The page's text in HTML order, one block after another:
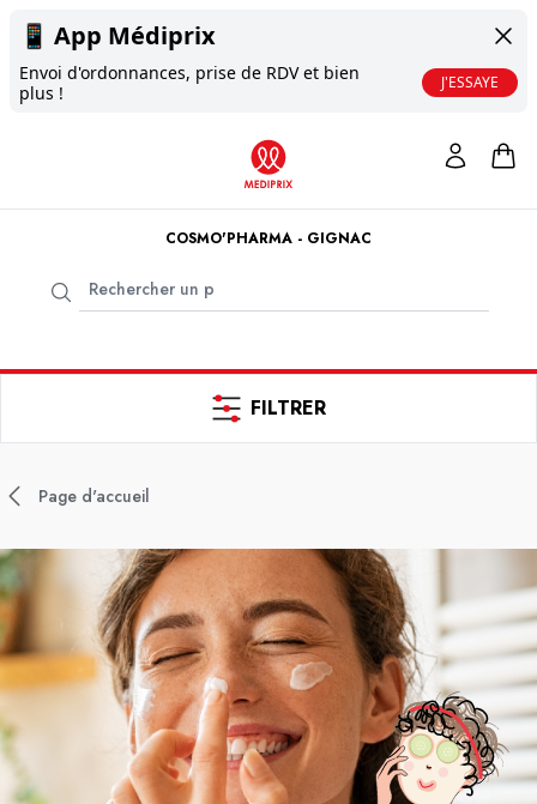
📱 App Médiprix
Envoi d'ordonnances, prise de RDV et bien
plus !
J'ESSAYE
COSMO'PHARMA - GIGNAC
FILTRER
Page d'accueil